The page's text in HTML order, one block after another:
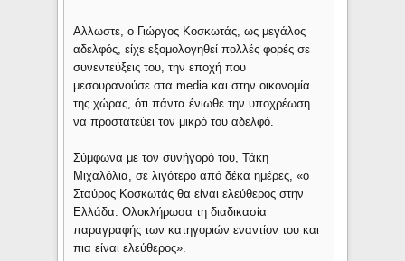
Αλλωστε, ο Γιώργος Κοσκωτάς, ως μεγάλος
αδελφός, είχε εξομολογηθεί πολλές φορές σε
συνεντεύξεις του, την εποχή που
μεσουρανούσε στα media και στην οικονομία
της χώρας, ότι πάντα ένιωθε την υποχρέωση
να προστατεύει τον μικρό του αδελφό.
Σύμφωνα με τον συνήγορό του, Τάκη
Μιχαλόλια, σε λιγότερο από δέκα ημέρες, «ο
Σταύρος Κοσκωτάς θα είναι ελεύθερος στην
Ελλάδα. Ολοκλήρωσα τη διαδικασία
παραγραφής των κατηγοριών εναντίον του και
πια είναι ελεύθερος».